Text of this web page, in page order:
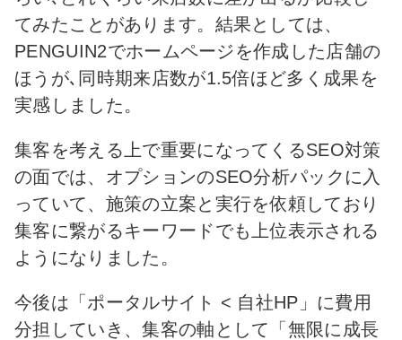
てみたことがあります。結果としては、
PENGUIN2でホームページを作成した店舗の
ほうが､同時期来店数が1.5倍ほど多く成果を
実感しました。
集客を考える上で重要になってくるSEO対策
の面では、オプションのSEO分析パックに入
っていて、施策の立案と実行を依頼しており
集客に繋がるキーワードでも上位表示される
ようになりました。
今後は「ポータルサイト < 自社HP」に費用
分担していき、集客の軸として「無限に成長